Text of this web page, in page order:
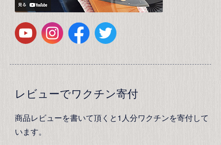
レビューでワクチン寄付
商品レビューを書いて頂くと1人分ワクチンを寄付して
います。